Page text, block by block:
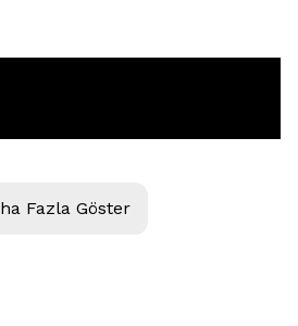
Fazla Göster